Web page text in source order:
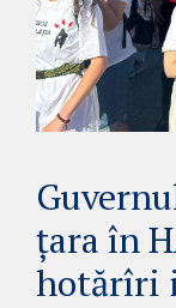
țara în
hotărîri